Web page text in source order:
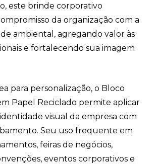
este brinde corporativo
da organização com a
ambiental, agregando valor às
e fortalecendo sua imagem
para personalização, o Bloco
Papel Reciclado permite aplicar
visual da empresa com
Seu uso frequente em
feiras de negócios,
eventos corporativos e